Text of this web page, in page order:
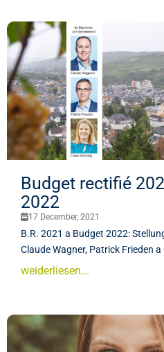
Budget rectifié
2022
17 December, 2021
B.R. 2021 a Budget 2022:
Claude Wagner, Patrick Frieden a
weiderliesen...